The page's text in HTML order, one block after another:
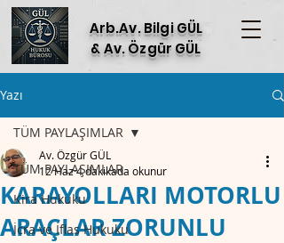
Arb.Av. Bilgi GÜL
& Av. Özgür GÜL
Yazı
TÜM PAYLAŞIMLAR
Kira Hukuku
İcra ve İflas Hukuku
TÜM PAYLAŞIMLAR
KARAYOLLARI MOTORLU
ARAÇLAR ZORUNLU
Av. Özgür GÜL
12 Haz4 dakikada okunur